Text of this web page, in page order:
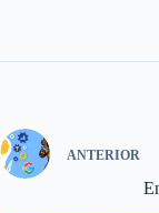
ANTERIOR